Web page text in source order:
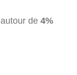
de 4%